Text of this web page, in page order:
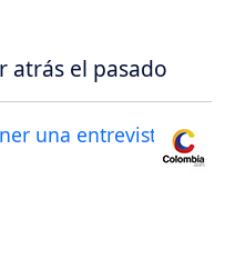
atrás el pasado